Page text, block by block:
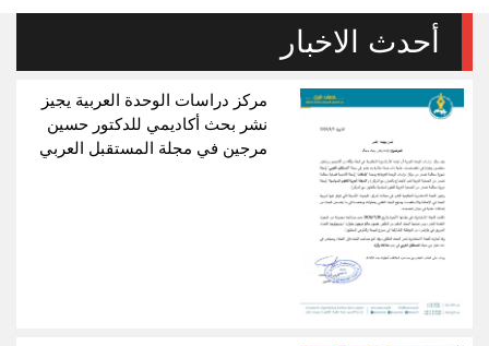
أحدث الاخبار
مركز دراسات الوحدة العربية يجيز
نشر بحث أكاديمي للدكتور حسين
مرجين في مجلة المستقبل العربي